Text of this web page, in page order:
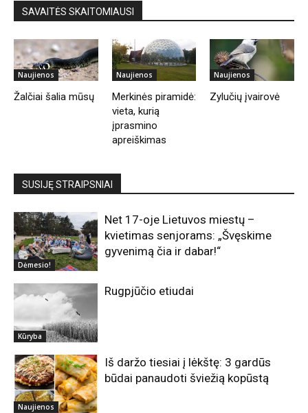
SAVAITĖS SKAITOMIAUSI
Naujienos
Žalčiai šalia mūsų
Naujienos
Merkinės piramidė:
vieta, kurią
įprasmino
apreiškimas
Naujienos
Zylučių įvairovė
SUSIJĘ STRAIPSNIAI
Dėmesio!
Net 17-oje Lietuvos miestų –
kvietimas senjorams: „Švęskime
gyvenimą čia ir dabar!“
Kūryba
Rugpjūčio etiudai
Naujienos
Iš daržo tiesiai į lėkštę: 3 gardūs
būdai panaudoti šviežią kopūstą